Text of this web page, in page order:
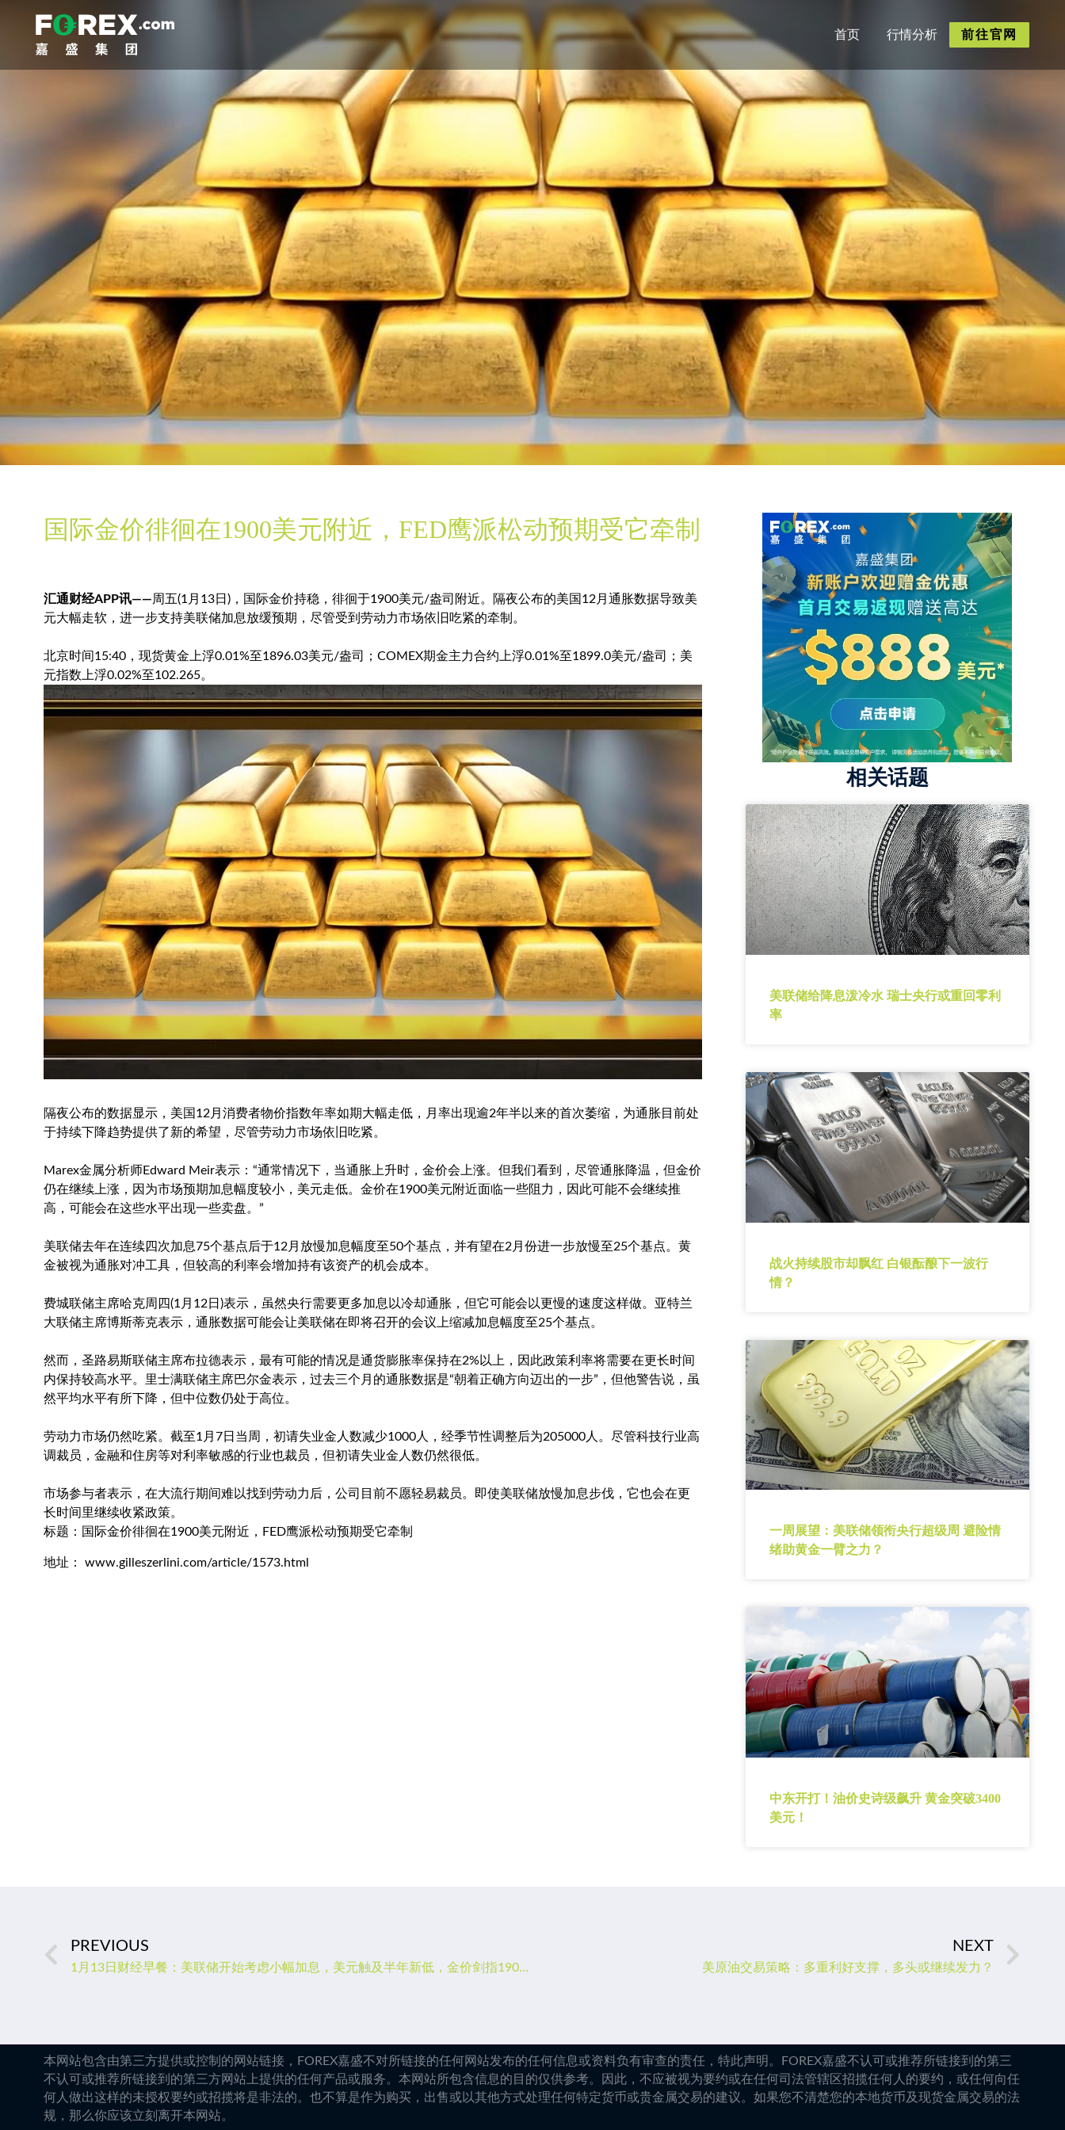
首页 行情分析 前往官网
国际金价徘徊在1900美元附近，FED鹰派松动预期受它牵制
汇通财经APP讯——周五(1月13日)，国际金价持稳，徘徊于1900美元/盎司附近。隔夜公布的美国12月通胀数据导致美
元大幅走软，进一步支持美联储加息放缓预期，尽管受到劳动力市场依旧吃紧的牵制。
北京时间15:40， 现货黄金 上浮0.01%至1896.03美元/盎司；COMEX期金主力合约上浮0.01%至1899.0美元/盎司； 美
元指数 上浮0.02%至102.265。
隔夜公布的数据显示，美国12月消费者物价指数年率如期大幅走低，月率出现逾2年半以来的首次萎缩，为通胀目前处
于持续下降趋势提供了新的希望，尽管劳动力市场依旧吃紧。
Marex金属分析师Edward Meir表示：“通常情况下，当通胀上升时，金价会上涨。但我们看到，尽管通胀降温，但金价
仍在继续上涨，因为市场预期加息幅度较小，美元走低。金价在1900美元附近面临一些阻力，因此可能不会继续推
高，可能会在这些水平出现一些卖盘。”
美联储去年在连续四次加息75个基点后于12月放慢加息幅度至50个基点，并有望在2月份进一步放慢至25个基点。黄
金被视为通胀对冲工具，但较高的利率会增加持有该资产的机会成本。
费城联储主席哈克周四(1月12日)表示，虽然央行需要更多加息以冷却通胀，但它可能会以更慢的速度这样做。亚特兰
大联储主席博斯蒂克表示，通胀数据可能会让美联储在即将召开的会议上缩减加息幅度至25个基点。
然而，圣路易斯联储主席布拉德表示，最有可能的情况是通货膨胀率保持在2%以上，因此政策利率将需要在更长时间
内保持较高水平。里士满联储主席巴尔金表示，过去三个月的通胀数据是“朝着正确方向迈出的一步”，但他警告说，虽
然平均水平有所下降，但中位数仍处于高位。
劳动力市场仍然吃紧。截至1月7日当周，初请失业金人数减少1000人，经季节性调整后为205000人。尽管科技行业高
调裁员，金融和住房等对利率敏感的行业也裁员，但初请失业金人数仍然很低。
市场参与者表示，在大流行期间难以找到劳动力后，公司目前不愿轻易裁员。即使美联储放慢加息步伐，它也会在更
长时间里继续收紧政策。
标题：国际金价徘徊在1900美元附近，FED鹰派松动预期受它牵制
地址： www.gilleszerlini.com/article/1573.html
相关话题
美联储给降息泼冷水 瑞士央行或重回零利
率
战火持续股市却飘红 白银酝酿下一波行
情？
一周展望：美联储领衔央行超级周 避险情
绪助黄金一臂之力？
中东开打！油价史诗级飙升 黄金突破3400
美元！
PREVIOUS
1月13日财经早餐：美联储开始考虑小幅加息，美元触及半年新低，金价剑指1900关口
NEXT
美原油交易策略：多重利好支撑，多头或继续发力？
本网站包含由第三方提供或控制的网站链接，FOREX嘉盛不对所链接的任何网站发布的任何信息或资料负有审查的责任，特此声明。FOREX嘉盛不认可或推荐所链接到的第三
不认可或推荐所链接到的第三方网站上提供的任何产品或服务。本网站所包含信息的目的仅供参考。因此，不应被视为要约或在任何司法管辖区招揽任何人的要约，或任何向任
何人做出这样的未授权要约或招揽将是非法的。也不算是作为购买，出售或以其他方式处理任何特定货币或贵金属交易的建议。如果您不清楚您的本地货币及现货金属交易的法
规，那么你应该立刻离开本网站。